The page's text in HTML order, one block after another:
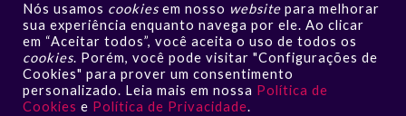
GALERIAS
VÍDEOS
NOTÍCIAS
CONTATO
Nós usamos cookies em nosso website para melhorar
sua experiência enquanto navega por ele. Ao clicar
em “Aceitar todos”, você aceita o uso de todos os
cookies. Porém, você pode visitar "Configurações de
Cookies" para prover um consentimento
personalizado. Leia mais em nossa Política de
Cookies e Política de Privacidade.